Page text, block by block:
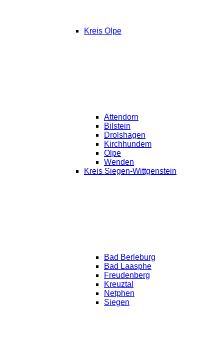
Kreis Olpe
Attendorn
Bilstein
Drolshagen
Kirchhundem
Olpe
Wenden
Kreis Siegen-Wittgenstein
Bad Berleburg
Bad Laasphe
Freudenberg
Kreuztal
Netphen
Siegen